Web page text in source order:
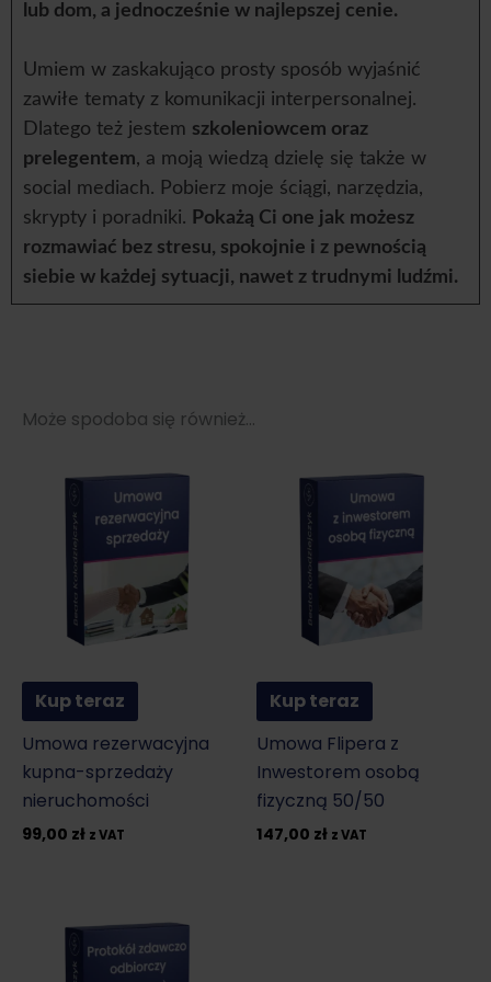
lub dom, a jednocześnie w najlepszej cenie.
Umiem w zaskakująco prosty sposób wyjaśnić
zawiłe tematy z komunikacji interpersonalnej.
Dlatego też jestem szkoleniowcem oraz
prelegentem, a moją wiedzą dzielę się także w
social mediach. Pobierz moje ściągi, narzędzia,
skrypty i poradniki. Pokażą Ci one jak możesz
rozmawiać bez stresu, spokojnie i z pewnością
siebie w każdej sytuacji, nawet z trudnymi ludźmi.
Może spodoba się również…
Kup teraz
Umowa rezerwacyjna
kupna-sprzedaży
nieruchomości
99,00 zł z VAT
Kup teraz
Umowa Flipera z
Inwestorem osobą
fizyczną 50/50
147,00 zł z VAT